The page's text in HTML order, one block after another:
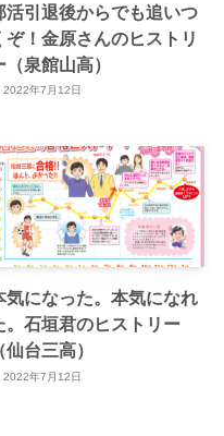
活引退後からでも追いつ
ぞ！金原さんのヒストリ
（泉館山高）
2022年7月12日
気になった。本気になれ
。石垣君のヒストリー
（仙台三高）
2022年7月12日